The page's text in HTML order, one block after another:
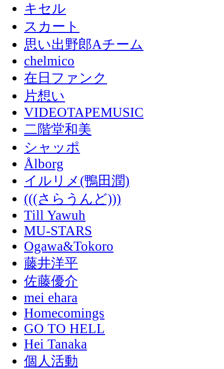
キセル
スカート
思い出野郎Aチーム
chelmico
在日ファンク
片想い
VIDEOTAPEMUSIC
二階堂和美
シャッポ
Ålborg
イルリメ(鴨田潤)
(((さらうんど)))
Till Yawuh
MU-STARS
Ogawa&Tokoro
藤井洋平
佐藤優介
mei ehara
Homecomings
GO TO HELL
Hei Tanaka
個人活動